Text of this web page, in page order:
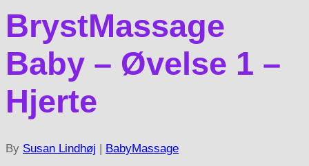
BrystMassage
Baby – Øvelse 1 –
Hjerte
By Susan Lindhøj | BabyMassage